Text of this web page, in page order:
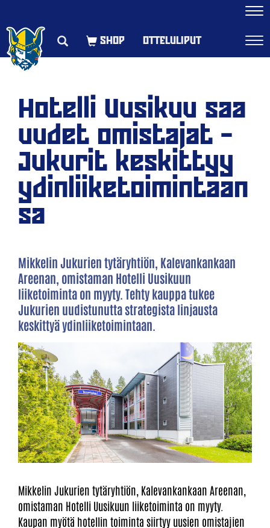
OTTELULIPUT
Hotelli Uusikuu saa
uudet omistajat –
Jukurit keskittyy
ydinliiketoimintaan
sa
Mikkelin Jukurien tytäryhtiön, Kalevankankaan
Areenan, omistaman Hotelli Uusikuun
liiketoiminta on myyty. Tehty kauppa tukee
Jukurien uudistunutta strategista linjausta
keskittyä ydinliiketoimintaan.
Mikkelin Jukurien tytäryhtiön, Kalevankankaan Areenan,
omistaman Hotelli Uusikuun liiketoiminta on myyty.
Kaupan myötä hotellin toiminta siirtyy uusien omistajien